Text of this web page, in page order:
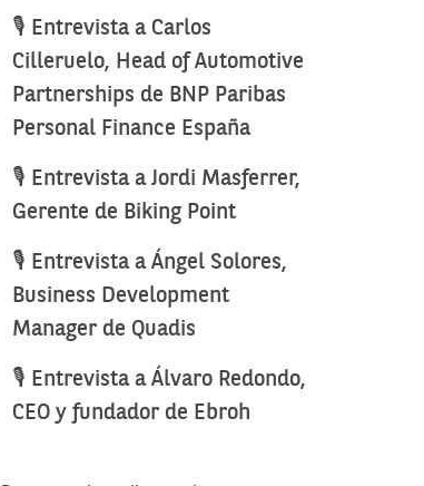
🎙️ Entrevista a Carlos
Cilleruelo, Head of Automotive
Partnerships de BNP Paribas
Personal Finance España
🎙️ Entrevista a Jordi Masferrer,
Gerente de Biking Point
🎙️ Entrevista a Ángel Solores,
Business Development
Manager de Quadis
🎙️ Entrevista a Álvaro Redondo,
CEO y fundador de Ebroh